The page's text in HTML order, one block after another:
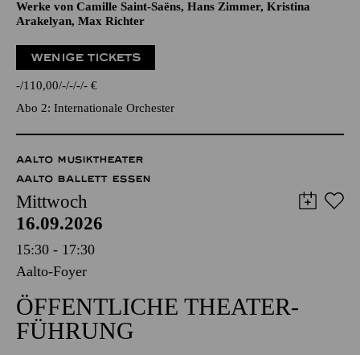
Werke von Camille Saint-Saëns, Hans Zimmer, Kristina
Arakelyan, Max Richter
WENIGE TICKETS
- 110,00 - - - - €
Abo 2: Internationale Orchester
AALTO MUSIKTHEATER
AALTO BALLETT ESSEN
Mittwoch
16.09.2026
15:30 - 17:30
Aalto-Foyer
ÖFFENTLICHE THEATER­
FÜHRUNG